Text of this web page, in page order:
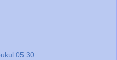
05.30